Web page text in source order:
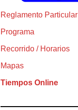
Reglamento Particular
Programa
Recorrido / Horarios
Mapas
Tiempos Online